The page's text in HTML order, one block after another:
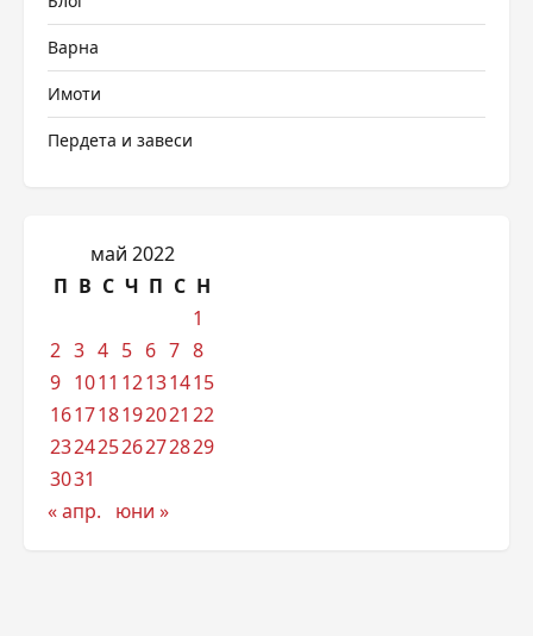
Варна
Имоти
Пердета и завеси
май 2022
П В С Ч П С Н
1
2 3 4 5 6 7 8
9 1011 12131415
161718192021 22
23242526272829
3031
« апр.
юни »